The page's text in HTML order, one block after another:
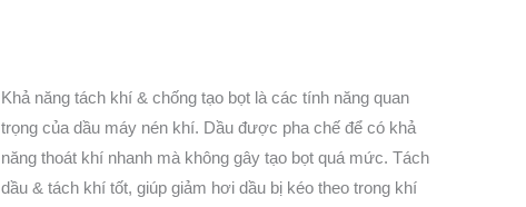
Khả năng tách khí & chống tạo bọt là các tính năng quan
trọng của dầu máy nén khí. Dầu được pha chế để có khả
năng thoát khí nhanh mà không gây tạo bọt quá mức. Tách
dầu & tách khí tốt, giúp giảm hơi dầu bị kéo theo trong khí